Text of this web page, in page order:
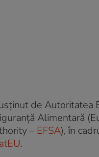
de Autoritatea
Alimentară
– EFSA), în
.